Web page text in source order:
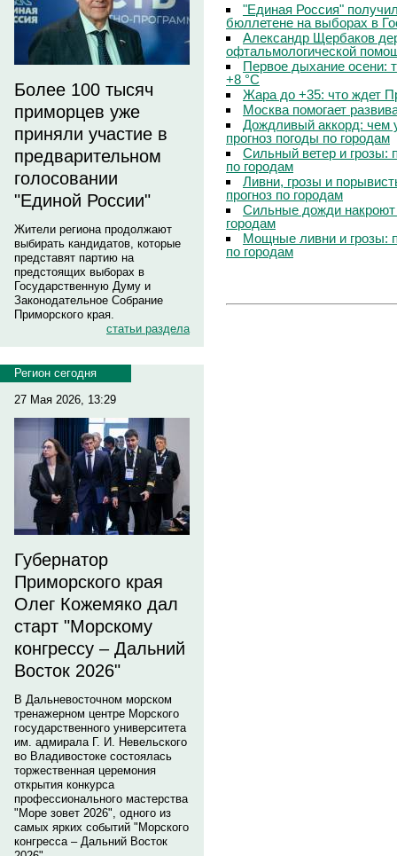
Более 100 тысяч
приморцев уже
приняли участие в
предварительном
голосовании
"Единой России"
Жители региона продолжают
выбирать кандидатов, которые
представят партию на
предстоящих выборах в
Государственную Думу и
Законодательное Собрание
Приморского края.
статьи раздела
Регион сегодня
27 Мая 2026, 13:29
Губернатор
Приморского края
Олег Кожемяко дал
старт "Морскому
конгрессу – Дальний
Восток 2026"
В Дальневосточном морском
тренажерном центре Морского
государственного университета
им. адмирала Г. И. Невельского
во Владивостоке состоялась
торжественная церемония
открытия конкурса
профессионального мастерства
"Море зовет 2026", одного из
самых ярких событий "Морского
конгресса – Дальний Восток
"Единая Россия"
бюллетене на выборах в
Александр Щербаков
офтальмологической
Первое дыхание осени:
+8 °C
Жара до +35: что ждет
Москва помогает
Дождливый аккорд: чем
прогноз погоды по городам
Сильный ветер и грозы:
по городам
Ливни, грозы и
прогноз по городам
Сильные дожди
городам
Мощные ливни и грозы:
по городам